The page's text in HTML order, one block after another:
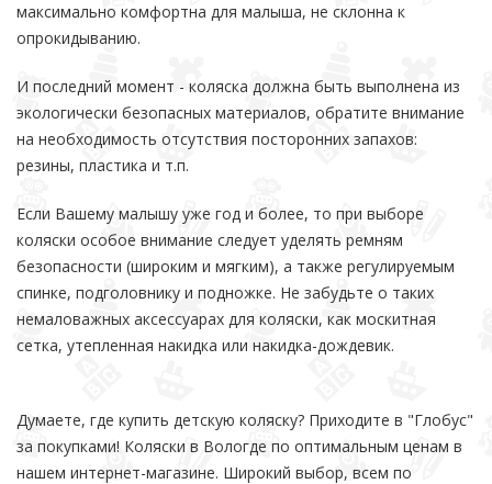
максимально комфортна для малыша, не склонна к
опрокидыванию.
И последний момент - коляска должна быть выполнена из
экологически безопасных материалов, обратите внимание
на необходимость отсутствия посторонних запахов:
резины, пластика и т.п.
Если Вашему малышу уже год и более, то при выборе
коляски особое внимание следует уделять ремням
безопасности (широким и мягким), а также регулируемым
спинке, подголовнику и подножке. Не забудьте о таких
немаловажных аксессуарах для коляски, как москитная
сетка, утепленная накидка или накидка-дождевик.
Думаете, где купить детскую коляску? Приходите в "Глобус"
за покупками! Коляски в Вологде по оптимальным ценам в
нашем интернет-магазине. Широкий выбор, всем по